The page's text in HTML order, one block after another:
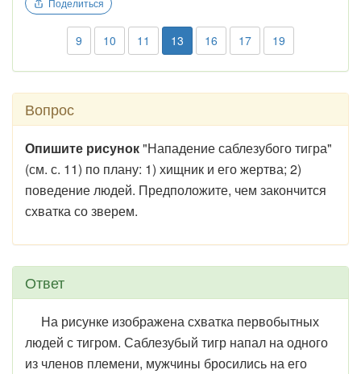
Поделиться
9 10 11 13 16 17 19
Вопрос
Опишите рисунок"Нападение саблезубого тигра"
(см. с. 11) по плану: 1) хищник и его жертва; 2)
поведение людей. Предположите, чем закончится
схватка со зверем.
Ответ
На рисунке изображена схватка первобытных
людей с тигром. Саблезубый тигр напал на одного
из членов племени, мужчины бросились на его